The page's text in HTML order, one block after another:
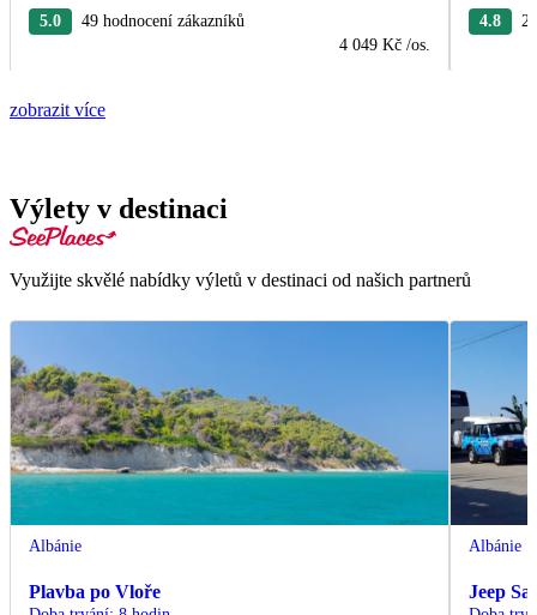
5.0
49 hodnocení zákazníků
4 049 Kč /os.
4.8
zobrazit více
Výlety v destinaci
Využijte skvělé nabídky výletů v destinaci od našich partnerů
Albánie
Plavba po Vloře
Albánie
Jeep